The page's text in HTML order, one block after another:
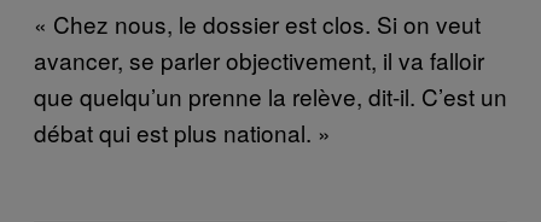
« Chez nous, le dossier est clos. Si on veut
avancer, se parler objectivement, il va falloir
que quelqu’un prenne la relève, dit-il. C’est un
débat qui est plus national. »